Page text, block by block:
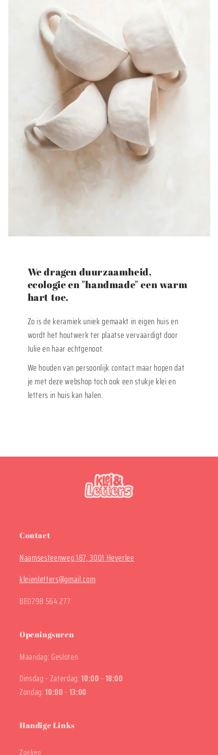
We dragen duurzaamheid,
ecologie en "handmade" een warm
hart toe.
Zo is de keramiek uniek gemaakt in eigen huis en
wordt het houtwerk ter plaatse vervaardigt door
Julie en haar echtgenoot.
We houden van persoonlijk contact maar hopen dat
je met deze webshop toch ook een stukje klei en
letters in huis kan halen.
Contact
Naamsesteenweg 187, 3001 Heverlee
kleienletters@gmail.com
BE0798 564 277
Openingsuren
Maandag: Gesloten
Dinsdag - Zaterdag:10:00 - 18:00
Zondag:10:00 - 13:00
Handige Links
Zoeken